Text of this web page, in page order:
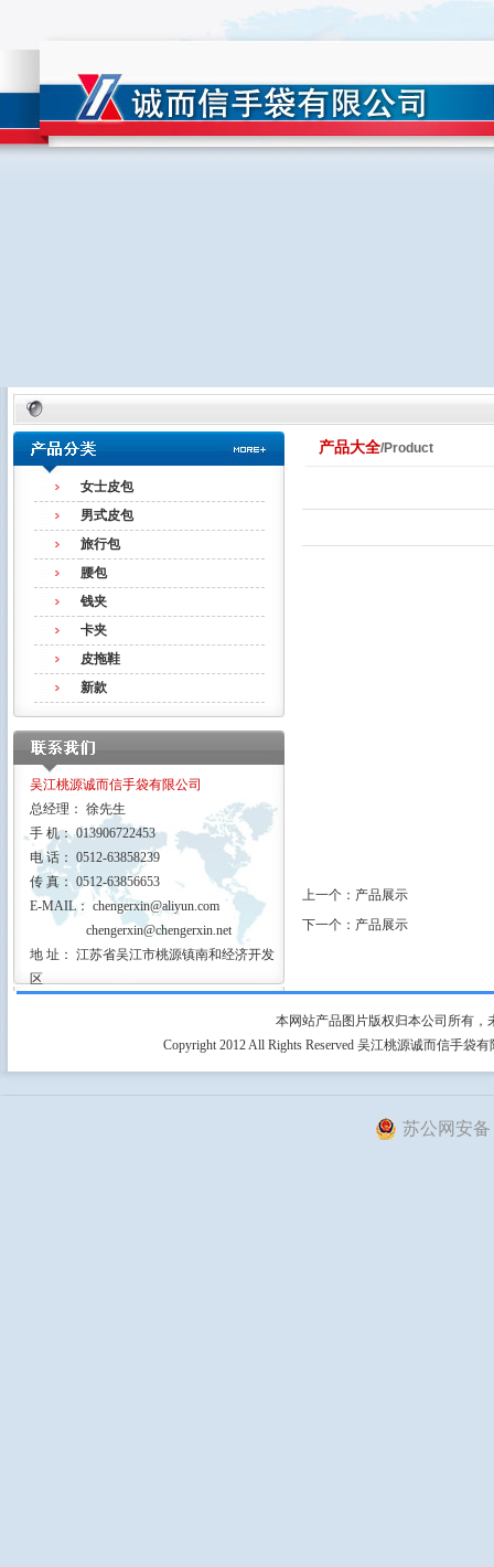
女士皮包
男式皮包
旅行包
腰包
钱夹
卡夹
皮拖鞋
新款
吴江桃源诚而信手袋有限公司
总经理： 徐先生
手 机： 013906722453
电 话： 0512-63858239
传 真： 0512-63856653
E-MAIL： chengerxin@aliyun.com
chengerxin@chengerxin.net
地 址： 江苏省吴江市桃源镇南和经济开发
区
产品大全/Product
上一个： 产品展示
下一个： 产品展示
本网站产品图片版权归本公司所有
Copyright 2012 All Rights Reserved 吴江桃源诚而信手袋
苏公网安备